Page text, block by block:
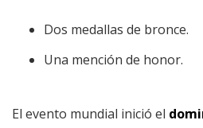
Dos medallas de bronce.
Una mención de honor.
El evento mundial inició el